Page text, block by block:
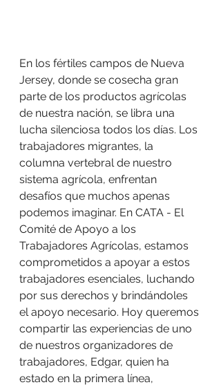
En los fértiles campos de Nueva
Jersey, donde se cosecha gran
parte de los productos agrícolas
de nuestra nación, se libra una
lucha silenciosa todos los días. Los
trabajadores migrantes, la
columna vertebral de nuestro
sistema agrícola, enfrentan
desafíos que muchos apenas
podemos imaginar. En CATA - El
Comité de Apoyo a los
Trabajadores Agrícolas, estamos
comprometidos a apoyar a estos
trabajadores esenciales, luchando
por sus derechos y brindándoles
el apoyo necesario. Hoy queremos
compartir las experiencias de uno
de nuestros organizadores de
trabajadores, Edgar, quien ha
estado en la primera línea,